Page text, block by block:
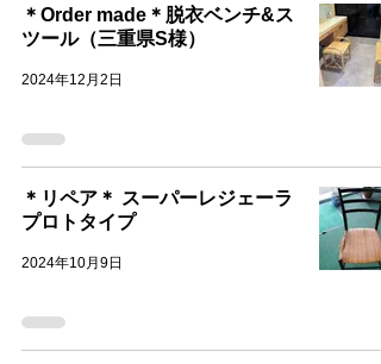
＊Order made＊脱衣ベンチ&ス
ツール（三重県S様）
2024年12月2日
＊リペア＊ スーパーレジェーラ
プロトタイプ
2024年10月9日